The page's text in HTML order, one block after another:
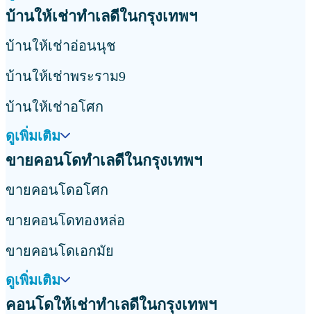
บ้านให้เช่าทำเลดีในกรุงเทพฯ
บ้านให้เช่าอ่อนนุช
บ้านให้เช่าพระราม9
บ้านให้เช่าอโศก
ดูเพิ่มเติม
ขายคอนโดทำเลดีในกรุงเทพฯ
ขายคอนโดอโศก
ขายคอนโดทองหล่อ
ขายคอนโดเอกมัย
ดูเพิ่มเติม
คอนโดให้เช่าทำเลดีในกรุงเทพฯ